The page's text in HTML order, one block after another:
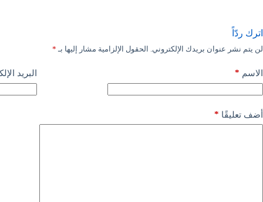
اترك ردّاً
لن يتم نشر عنوان بريدك الإلكتروني. الحقول الإلزامية مشار إليها بـ *
الاسم * البريد
أضف تعليقًا *